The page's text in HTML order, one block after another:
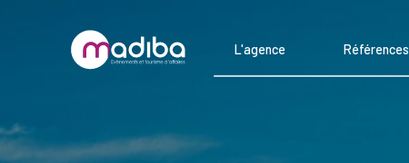
L'agence Références